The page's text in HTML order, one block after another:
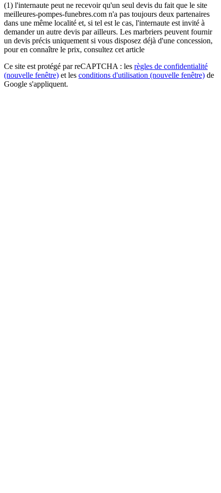
(1) l'internaute peut ne recevoir qu'un seul devis du fait que le site
meilleures-pompes-funebres.com n'a pas toujours deux partenaires
dans une même localité et, si tel est le cas, l'internaute est invité à
demander un autre devis par ailleurs. Les marbriers peuvent fournir
un devis précis uniquement si vous disposez déjà d'une concession,
pour en connaître le prix, consultez cet article
Ce site est protégé par reCAPTCHA : les règles de confidentialité
(nouvelle fenêtre) et les conditions d'utilisation (nouvelle fenêtre) de
Google s'appliquent.